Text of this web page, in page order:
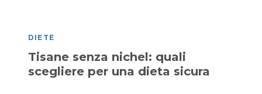
DIETE
Tisane senza nichel: quali
scegliere per una dieta sicura